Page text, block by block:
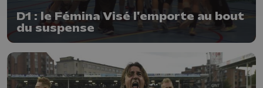
D1 : le Fémina Visé l'emporte au bout
du suspense